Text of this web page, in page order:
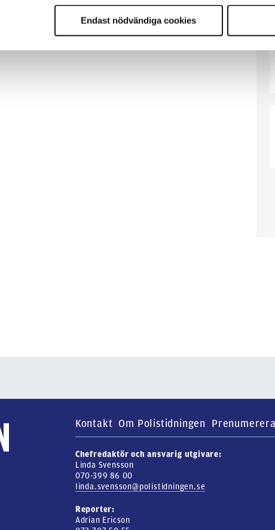
Endast nödvändiga cookies
Kontakt Om Polistidningen Prenumerera
Chefredaktör och ansvarig utgivare:
Linda Svensson
070-399 86 00
linda.svensson@polistidningen.se
Reporter:
Adrian Ericson